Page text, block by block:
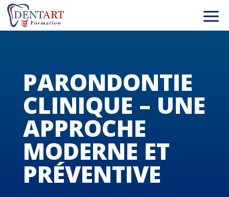
PARONDONTIE
CLINIQUE – UNE
APPROCHE
MODERNE ET
PRÉVENTIVE